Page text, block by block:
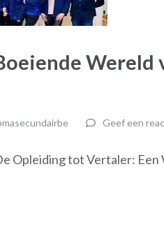
Geef een
Opleiding tot Vertaler: Een